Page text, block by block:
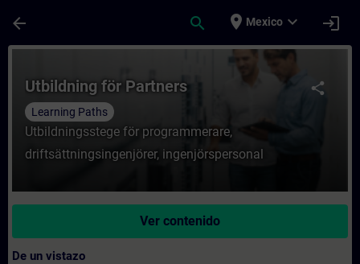
arrow_back search place Mexico expand_more login
Curso - Utbildning för Partners -
share
Utbildning för Partners
Learning Paths
Utbildningsstege för programmerare,
driftsättningsingenjörer, ingenjörspersonal
Ver contenido
De un vistazo